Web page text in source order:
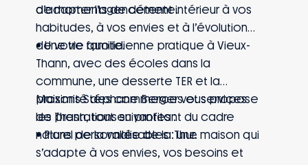
de moments de détente.
d’adapter l’agencement intérieur à vos
habitudes, à vos envies et à l’évolution
de votre famille.
• Une vie quotidienne pratique à Vieux-
Thann, avec des écoles dans la
commune, une desserte TER et la
proximité des commerces et services
de Thann, tout en profitant du cadre
naturel de la vallée de la Thur.
Maisons Stéphane Berger vous propose
les prestations suivantes :
• Plans personnalisables : une maison qui
s’adapte à vos envies, vos besoins et